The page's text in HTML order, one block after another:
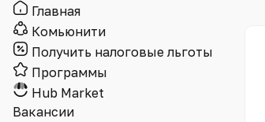
Главная
Комьюнити
Получить налоговые льготы
Программы
Hub Market
Вакансии